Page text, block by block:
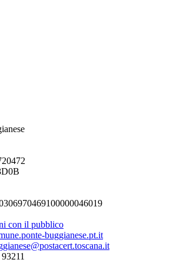
con il pubblico
buggianese.pt.it